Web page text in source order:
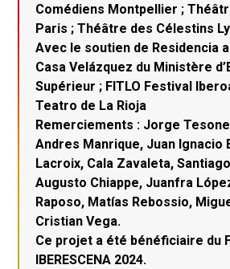
Comédiens Montpellier ;
Paris ; Théâtre des Célestins
Avec le soutien de Residencia
Casa Velázquez du Ministère
Supérieur ; FITLO Festival
Teatro de La Rioja
Remerciements : Jorge
Andres Manrique, Juan Ignacio
Lacroix, Cala Zavaleta,
Augusto Chiappe, Juanfra
Raposo, Matías Rebossio,
Cristian Vega.
Ce projet a été bénéficiaire du
IBERESCENA 2024.